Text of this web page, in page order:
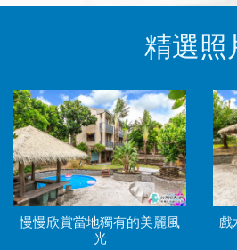
精選照
慢慢欣賞當地獨有的美麗風
光
戲